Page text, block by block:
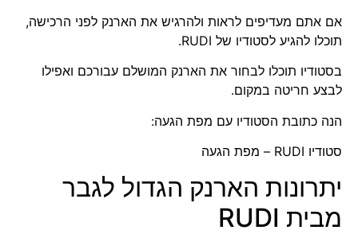
אם אתם מעדיפים לראות ולהרגיש את הארנק לפני הרכישה,
תוכלו להגיע לסטודיו של RUDI.
בסטודיו תוכלו לבחור את הארנק המושלם עבורכם ואפילו
לבצע חריטה במקום.
הנה כתובת הסטודיו עם מפת הגעה:
סטודיו RUDI – מפת הגעה
יתרונות הארנק הגדול לגבר
מבית RUDI